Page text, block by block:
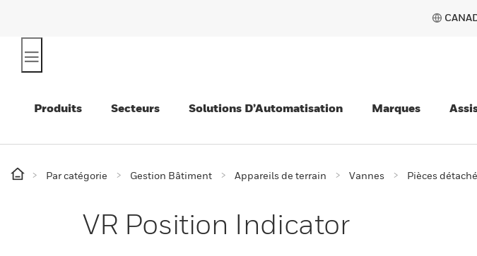
Produits Secteurs Solutions D’Automatisation Marques
Par catégorie Gestion Bâtiment Appareils de terrain Vannes Pièces
VR Position Indicator